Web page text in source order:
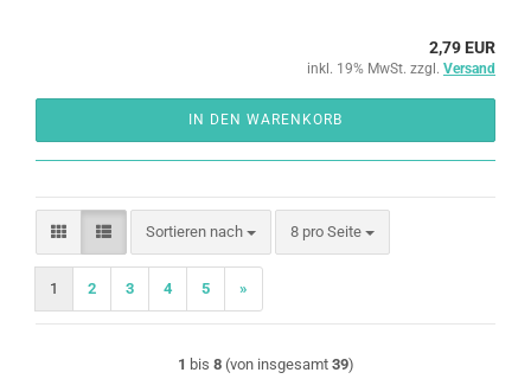
2,79 EUR
inkl. 19% MwSt. zzgl. Versand
IN DEN WARENKORB
Sortieren nach
Sortieren nach 8 pro Seite
pro Seite
1 2 3 4 5 »
1 bis 8(von insgesamt 39)